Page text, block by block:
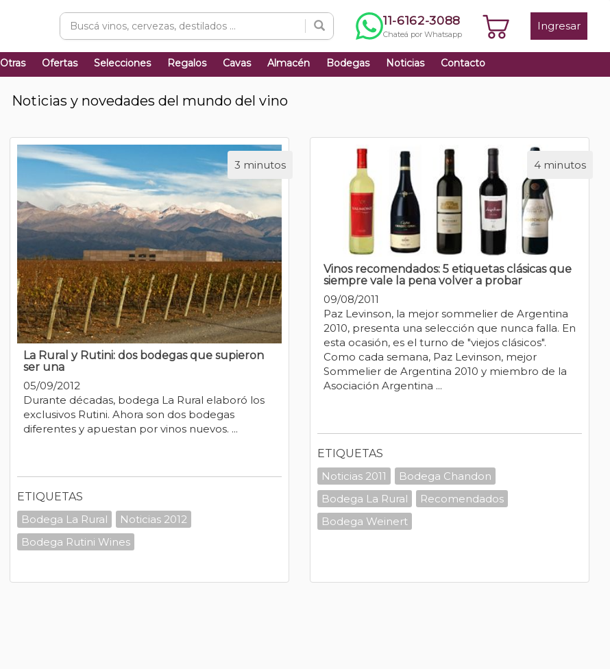
11-6162-3088
Chateá por Whatsapp
Ingresar
Otras Ofertas Selecciones Regalos Cavas Almacén Bodegas Noticias Contacto
Noticias y novedades del mundo del vino
3 minutos
La Rural y Rutini: dos bodegas que supieron
ser una
05/09/2012
Durante décadas, bodega La Rural elaboró los
exclusivos Rutini. Ahora son dos bodegas
diferentes y apuestan por vinos nuevos. ...
ETIQUETAS
Bodega La Rural
Noticias 2012
Bodega Rutini Wines
4 minutos
Vinos recomendados: 5 etiquetas clásicas que
siempre vale la pena volver a probar
09/08/2011
Paz Levinson, la mejor sommelier de Argentina
2010, presenta una selección que nunca falla. En
esta ocasión, es el turno de "viejos clásicos".
Como cada semana, Paz Levinson, mejor
Sommelier de Argentina 2010 y miembro de la
Asociación Argentina ...
ETIQUETAS
Noticias 2011
Bodega Chandon
Bodega La Rural
Recomendados
Bodega Weinert